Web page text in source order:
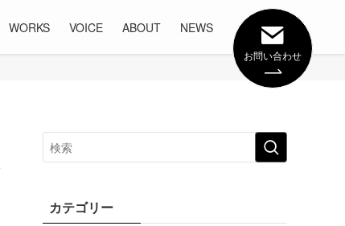
WORKS VOICE ABOUT NEWS
お問い合わせ
カテゴリー